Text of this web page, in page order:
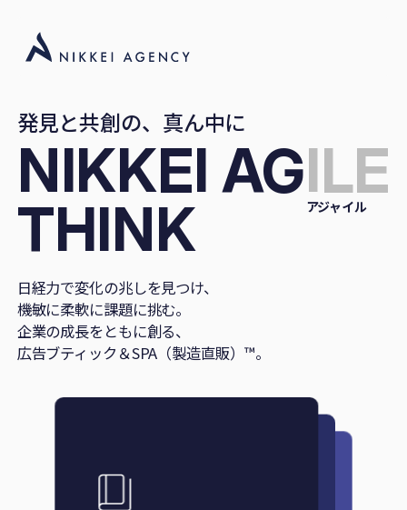
発見と共創の、真ん中に
NIKKEI AGILE
アジャイル
THINK
日経力で変化の兆しを見つけ、
機敏に柔軟に課題に挑む。
企業の成長をともに創る、
広告ブティック＆SPA（製造直販）™。
Our
Case